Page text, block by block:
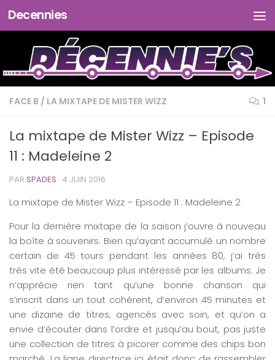
Skip to content
Decennies
FACE B / LA MIXTAPE DE MISTER WIZZ 1
La mixtape de Mister Wizz – Episode
11 : Madeleine 2
PAR SPADES · 4 JUIN 2016
La mixtape de MisterWizz – Episode 11 : Madeleine 2
Pour la dernière mixtape de la saison j’ouvre à nouveau
la boîte à souvenirs. Bien qu’ayant accumulé un nombre
certain de 45 tours pendant les années 80, j’ai très
très vite été beaucoup plus intéressé par les albums. Je
n’apprécie rien tant qu’une bonne chanson qui
s’inscrit dans un tout cohérent, d’environ 45 minutes et
une dizaine de titres, agencés avec soin, et qu’on a
envie d’écouter dans l’ordre et jusqu’au bout, pas juste
une collection de titres à picorer comme des chips bon